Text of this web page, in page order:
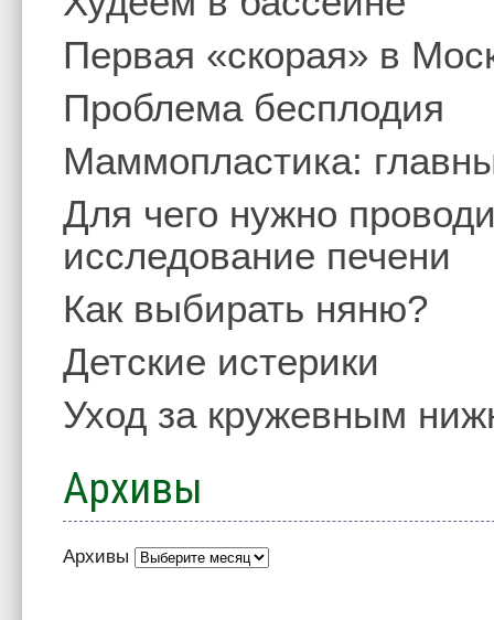
Первая «скорая» в
Проблема бесплодия
Маммопластика:
Для чего нужно
исследование печени
Как выбирать няню?
Детские истерики
Уход за кружевным
Архивы
Архивы